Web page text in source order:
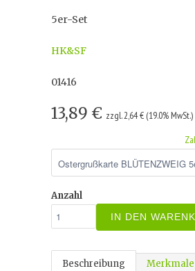
5er-Set
HK&SF
01416
13,89 € zzgl. 2,64 € (19.0%
Anzahl
IN DEN
Beschreibung
Merkmale